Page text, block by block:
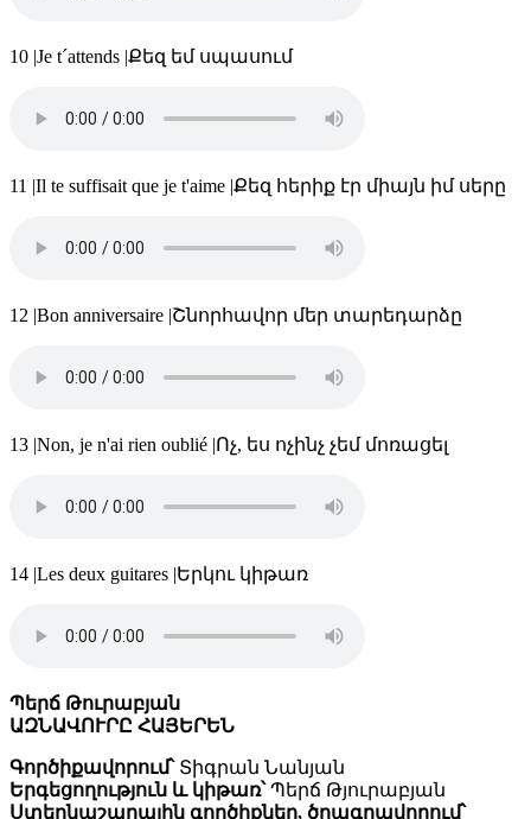
10 |Je t´attends |Քեզ եմ սպասում
11 |Il te suffisait que je t'aime |Քեզ հերիք էր միայն իմ սերը
12 |Bon anniversaire |Շնորհավոր մեր տարեդարձը
13 |Non, je n'ai rien oublié |Ոչ, ես ոչինչ չեմ մոռացել
14 |Les deux guitares |Երկու կիթառ
Պերճ Թուրաբյան
ԱԶՆԱՎՈՒՐԸ ՀԱՅԵՐԵՆ
Գործիքավորում՝Տիգրան Նանյան
Երգեցողություն և կիթառ՝Պերճ Թյուրաբյան
Ստեղնաշարային գործիքներ, ծրագրավորում՝